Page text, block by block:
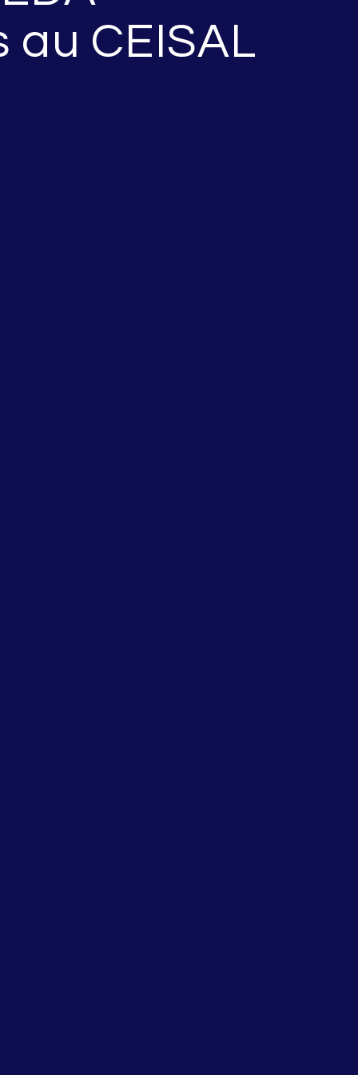
CEISAL